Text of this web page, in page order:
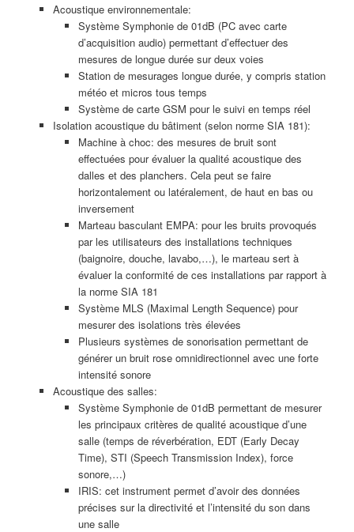
Acoustique environnementale:
Système Symphonie de 01dB (PC avec carte
d’acquisition audio) permettant d’effectuer des
mesures de longue durée sur deux voies
Station de mesurages longue durée, y compris station
météo et micros tous temps
Système de carte GSM pour le suivi en temps réel
Isolation acoustique du bâtiment (selon norme SIA 181):
Machine à choc: des mesures de bruit sont
effectuées pour évaluer la qualité acoustique des
dalles et des planchers. Cela peut se faire
horizontalement ou latéralement, de haut en bas ou
inversement
Marteau basculant EMPA: pour les bruits provoqués
par les utilisateurs des installations techniques
(baignoire, douche, lavabo,…), le marteau sert à
évaluer la conformité de ces installations par rapport à
la norme SIA 181
Système MLS (Maximal Length Sequence) pour
mesurer des isolations très élevées
Plusieurs systèmes de sonorisation permettant de
générer un bruit rose omnidirectionnel avec une forte
intensité sonore
Acoustique des salles:
Système Symphonie de 01dB permettant de mesurer
les principaux critères de qualité acoustique d’une
salle (temps de réverbération, EDT (Early Decay
Time), STI (Speech Transmission Index), force
sonore,…)
IRIS: cet instrument permet d’avoir des données
précises sur la directivité et l’intensité du son dans
une salle